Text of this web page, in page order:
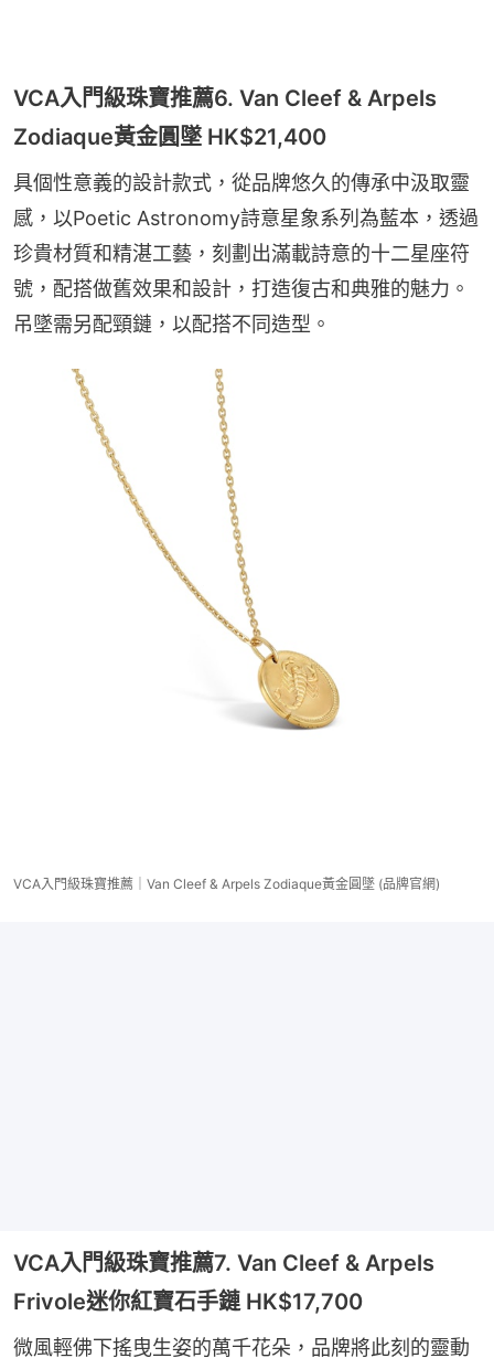
VCA入門級珠寶推薦6. Van Cleef & Arpels
Zodiaque黃金圓墜 HK$21,400
具個性意義的設計款式，從品牌悠久的傳承中汲取靈
感，以Poetic Astronomy詩意星象系列為藍本，透過
珍貴材質和精湛工藝，刻劃出滿載詩意的十二星座符
號，配搭做舊效果和設計，打造復古和典雅的魅力。
吊墜需另配頸鏈，以配搭不同造型。
VCA入門級珠寶推薦｜Van Cleef & Arpels Zodiaque黃金圓墜 (品牌官網)
VCA入門級珠寶推薦7. Van Cleef & Arpels
Frivole迷你紅寶石手鏈 HK$17,700
微風輕佛下搖曳生姿的萬千花朵，品牌將此刻的靈動